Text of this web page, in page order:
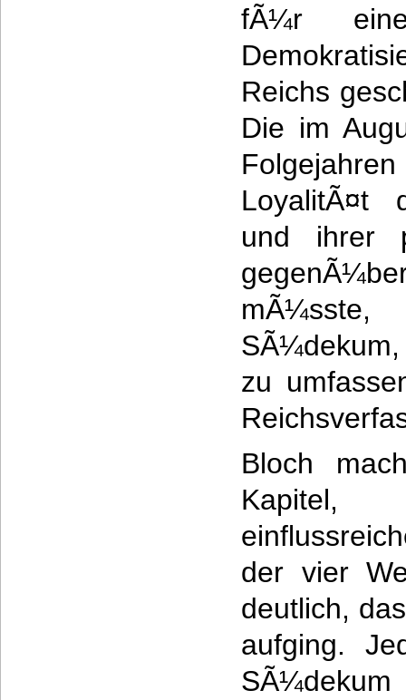
fÃ¼r
Reichs
Die im
LoyalitÃ¤t
und ihrer
zu
Bloch
Kapitel,
der vier
deutlich,
aufging.